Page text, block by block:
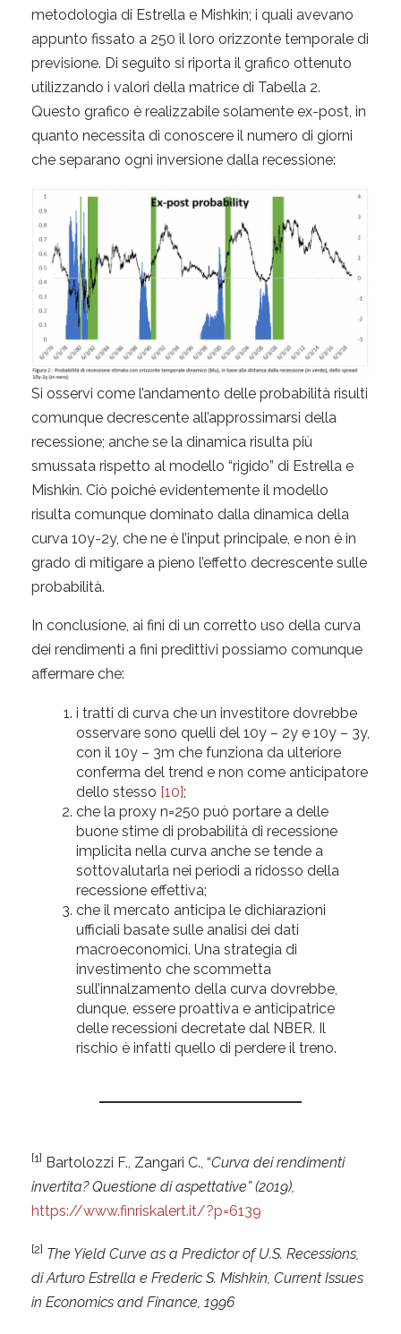
metodologia di Estrella e Mishkin; i quali avevano
appunto fissato a 250 il loro orizzonte temporale di
previsione. Di seguito si riporta il grafico ottenuto
utilizzando i valori della matrice di Tabella 2.
Questo grafico è realizzabile solamente ex-post, in
quanto necessita di conoscere il numero di giorni
che separano ogni inversione dalla recessione:
Si osservi come l’andamento delle probabilità risulti
comunque decrescente all’approssimarsi della
recessione; anche se la dinamica risulta più
smussata rispetto al modello “rigido” di Estrella e
Mishkin. Ciò poiché evidentemente il modello
risulta comunque dominato dalla dinamica della
curva 10y-2y, che ne è l’input principale, e non è in
grado di mitigare a pieno l’effetto decrescente sulle
probabilità.
In conclusione, ai fini di un corretto uso della curva
dei rendimenti a fini predittivi possiamo comunque
affermare che:
i tratti di curva che un investitore dovrebbe
osservare sono quelli del 10y – 2y e 10y – 3y,
con il 10y – 3m che funziona da ulteriore
conferma del trend e non come anticipatore
dello stesso [10];
che la proxy n=250 può portare a delle
buone stime di probabilità di recessione
implicita nella curva anche se tende a
sottovalutarla nei periodi a ridosso della
recessione effettiva;
che il mercato anticipa le dichiarazioni
ufficiali basate sulle analisi dei dati
macroeconomici. Una strategia di
investimento che scommetta
sull’innalzamento della curva dovrebbe,
dunque, essere proattiva e anticipatrice
delle recessioni decretate dal NBER. Il
rischio è infatti quello di perdere il treno.
[1] Bartolozzi F., Zangari C., “Curva dei rendimenti
invertita? Questione di aspettative” (2019),
https://www.finriskalert.it/?p=6139
[2] The Yield Curve as a Predictor of U.S. Recessions,
di Arturo Estrella e Frederic S. Mishkin, Current Issues
in Economics and Finance, 1996